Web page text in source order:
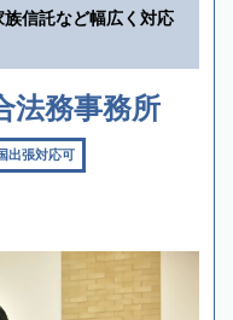
族信託など幅広く対応
法務事務所
出張対応可